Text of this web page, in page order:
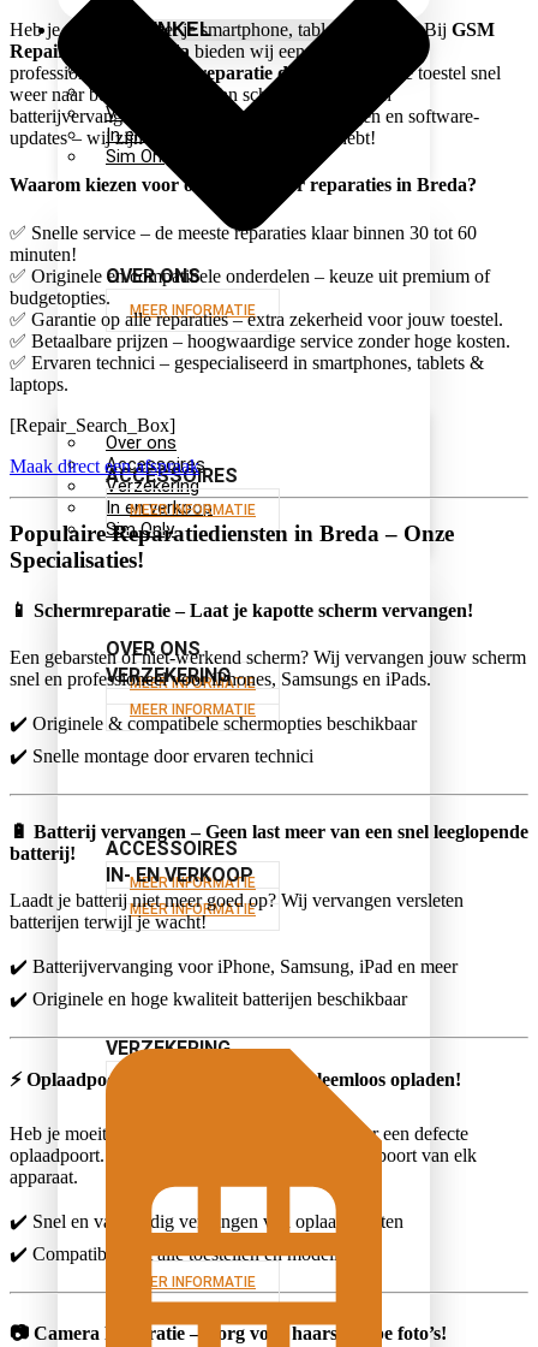
Over ons
Accessoires
Verzekering
In en verkoop
Sim Only
OVER ONS
MEER INFORMATIE
ACCESSOIRES
MEER INFORMATIE
VERZEKERING
MEER INFORMATIE
ONZE WINKEL
Verzekering
In en verkoop
Sim Only
OVER ONS
MEER INFORMATIE
ACCESSOIRES
MEER INFORMATIE
VERZEKERING
MEER INFORMATIE
IN- EN VERKOOP
MEER INFORMATIE
Heb je problemen met je smartphone, tablet of laptop? Bij GSM
Repair Store in Breda bieden wij een breed scala aan
professionele
Trilmotor reparatie diensten
, zodat je toestel snel
weer naar behoren werkt. Van schermreparaties en
batterijvervangingen tot moederbordherstellingen en software-
updates – wij zijn dé specialist die je nodig hebt!
Waarom kiezen voor onze Trilmotor reparaties in Breda?
✅ Snelle service – de meeste reparaties klaar binnen 30 tot 60
minuten!
✅ Originele en compatibele onderdelen – keuze uit premium of
budgetopties.
✅ Garantie op alle reparaties – extra zekerheid voor jouw toestel.
✅ Betaalbare prijzen – hoogwaardige service zonder hoge kosten.
✅ Ervaren technici – gespecialiseerd in smartphones, tablets &
laptops.
[Repair_Search_Box]
Maak direct een afspraak
Populaire Reparatiediensten in Breda – Onze
Specialisaties!
📱 Schermreparatie – Laat je kapotte scherm vervangen!
Een gebarsten of niet-werkend scherm? Wij vervangen jouw scherm
snel en professioneel voor iPhones, Samsungs en iPads.
✔️ Originele & compatibele schermopties beschikbaar
✔️ Snelle montage door ervaren technici
🔋 Batterij vervangen – Geen last meer van een snel leeglopende
batterij!
Laadt je batterij niet meer goed op? Wij vervangen versleten
batterijen terwijl je wacht!
✔️ Batterijvervanging voor iPhone, Samsung, iPad en meer
✔️ Originele en hoge kwaliteit batterijen beschikbaar
⚡Oplaadpoort reparatie – Weer probleemloos opladen!
Heb je moeite met opladen? Dit kan komen door een defecte
oplaadpoort. Wij vervangen en repareren de laadpoort van elk
apparaat.
✔️ Snel en vakkundig vervangen van oplaadpoorten
✔️ Compatibel met alle toestellen en modellen
📷 Camera Reparatie – Zorg voor haarscherpe foto’s!